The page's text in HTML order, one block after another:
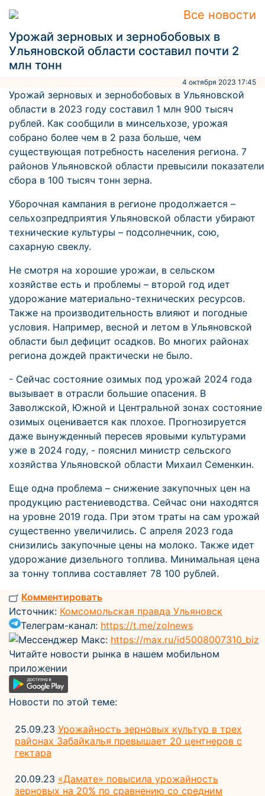
Все новости
Урожай зерновых и зернобобовых в
Ульяновской области составил почти 2
млн тонн
4 октября 2023 17:45
Урожай зерновых и зернобобовых в Ульяновской
области в 2023 году составил 1 млн 900 тысяч
рублей. Как сообщили в минсельхозе, урожая
собрано более чем в 2 раза больше, чем
существующая потребность населения региона. 7
районов Ульяновской области превысили показатели
сбора в 100 тысяч тонн зерна.
Уборочная кампания в регионе продолжается –
сельхозпредприятия Ульяновской области убирают
технические культуры – подсолнечник, сою,
сахарную свеклу.
Не смотря на хорошие урожаи, в сельском
хозяйстве есть и проблемы – второй год идет
удорожание материально-технических ресурсов.
Также на производительность влияют и погодные
условия. Например, весной и летом в Ульяновской
области был дефицит осадков. Во многих районах
региона дождей практически не было.
- Сейчас состояние озимых под урожай 2024 года
вызывает в отрасли большие опасения. В
Заволжской, Южной и Центральной зонах состояние
озимых оценивается как плохое. Прогнозируется
даже вынужденный пересев яровыми культурами
уже в 2024 году, - пояснил министр сельского
хозяйства Ульяновской области Михаил Семенкин.
Еще одна проблема – снижение закупочных цен на
продукцию растениеводства. Сейчас они находятся
на уровне 2019 года. При этом траты на сам урожай
существенно увеличились. С апреля 2023 года
снизились закупочные цены на молоко. Также идет
удорожание дизельного топлива. Минимальная цена
за тонну топлива составляет 78 100 рублей.
Комментировать
Источник: Комсомольская правда Ульяновск
Телеграм-канал: https://t.me/zolnews
Мессенджер Макс: https://max.ru/id5008007310_biz
Читайте новости рынка в нашем мобильном
приложении
Новости по этой теме:
25.09.23 Урожайность зерновых культур в трех
районах Забайкалья превышает 20 центнеров с
гектара
20.09.23 «Дамате» повысила урожайность
зерновых на 20% по сравнению со средним